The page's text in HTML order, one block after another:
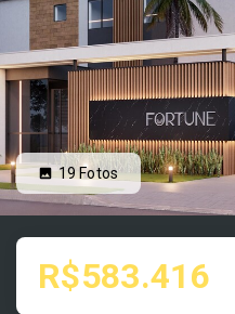
19Fotos
R$583.416